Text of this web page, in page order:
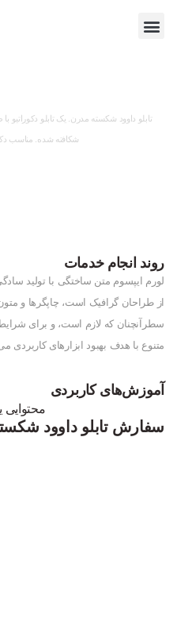
تابلو داوود شکسته مدرن. یک تابلو
شکافته شده. مناسب
روند انجام خدمات
لورم ایپسوم متن ساختگی با تولید
از طراحان گرافیک است، چاپگرها و
سطرآنچنان که لازم است، و برای شرایط
متنوع با هدف بهبود ابزارهای کاربردی
آموزش‌های کاربردی
محتوایی
سفارش تابلو داوود